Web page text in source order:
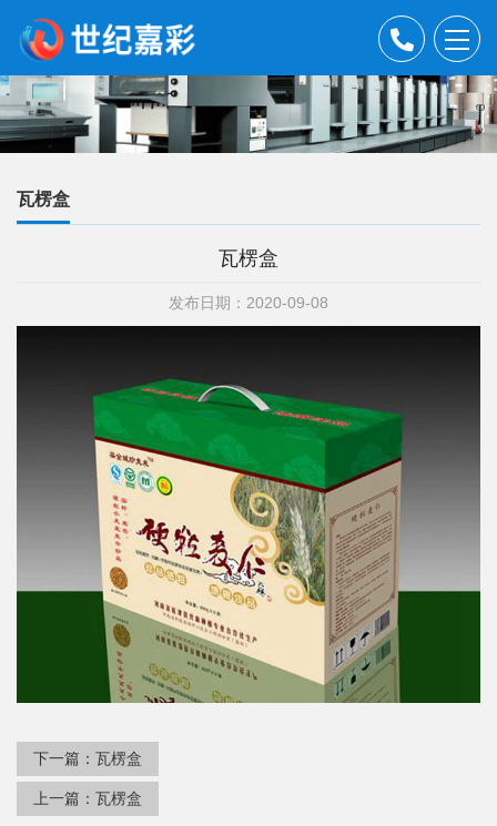
瓦楞盒
瓦楞盒
发布日期：2020-09-08
下一篇： 瓦楞盒
上一篇： 瓦楞盒